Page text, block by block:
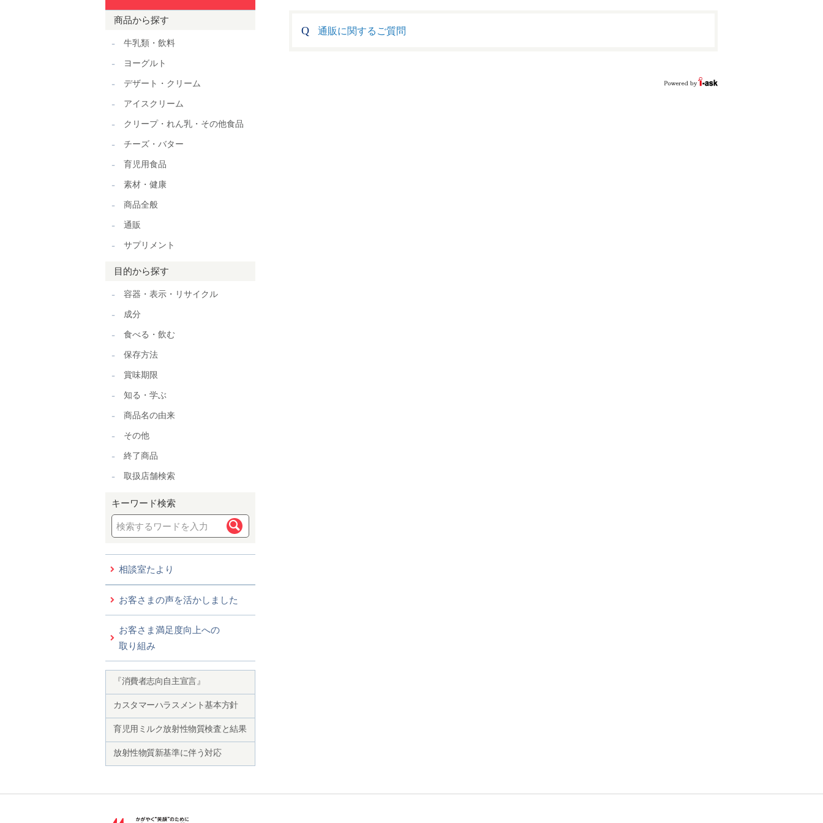
商品から探す
牛乳類・飲料
ヨーグルト
デザート・クリーム
アイスクリーム
クリープ・れん乳・その他食品
チーズ・バター
育児用食品
素材・健康
商品全般
通販
サプリメント
目的から探す
容器・表示・リサイクル
成分
食べる・飲む
保存方法
賞味期限
知る・学ぶ
商品名の由来
その他
終了商品
取扱店舗検索
キーワード検索
相談室たより
お客さまの声を活かしました
お客さま満足度向上への
取り組み
『消費者志向自主宣言』
カスタマーハラスメント基本方針
育児用ミルク放射性物質検査と結果
放射性物質新基準に伴う対応
通販に関するご質問